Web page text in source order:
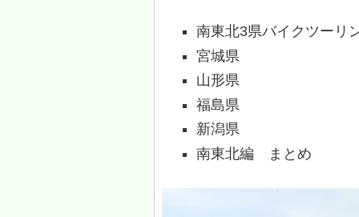
南東北3県バイクツー
宮城県
山形県
福島県
新潟県
南東北編 まとめ